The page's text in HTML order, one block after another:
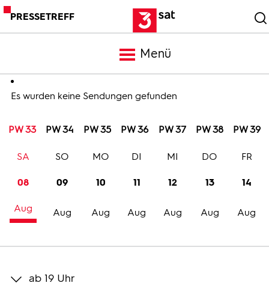
PRESSETREFF
Menü
Meldungen
Programm
Trailer
Bilder
Es wurden keine Sendungen gefunden
PW 33 PW 34 PW 35 PW 36 PW 37 PW 38 PW 39
08
Aug
SA
09
Aug
SO
10
Aug
MO
11
Aug
DI
12
Aug
MI
13
Aug
DO
14
Aug
FR
ab 19 Uhr